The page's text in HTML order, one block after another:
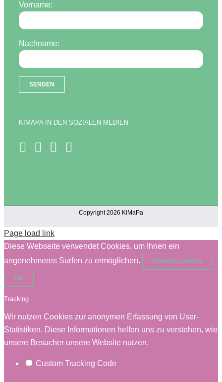
Vorname:
Nachname:
KIMAPA IN DEN SOZIALEN MEDIEN
Copyright 2026 KiMaPa
Page load link
Diese Webseite verwendet Cookies, um Ihnen ein
angenehmeres Surfen zu ermöglichen.
EINSTELLUNGEN
OK
Tracking
Wir nutzen Cookies zur anonymen Erfassung von User-
Statistiken. Diese Informationen helfen uns zu verstehen, wie
unsere Besucher unsere Website nutzen.
Custom Tracking Code